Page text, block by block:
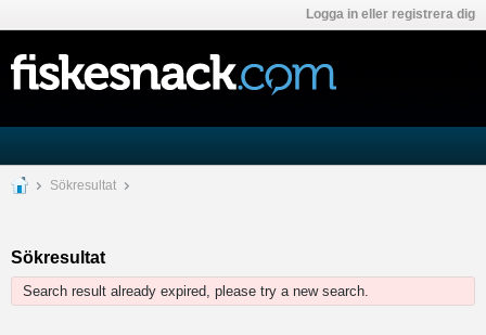
Logga in eller registrera dig
Sökresultat
Sökresultat
Search result already expired, please try a new search.